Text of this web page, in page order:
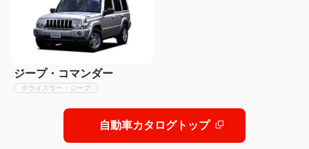
ジープ・コマンダー
クライスラー・ジープ
自動車カタログトップ